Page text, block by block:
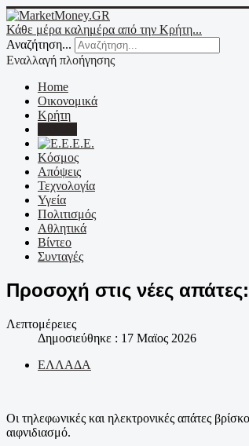
Κάθε μέρα καλημέρα από την Κρήτη...
Αναζήτηση...
Εναλλαγή πλοήγησης
Home
Οικονομικά
Κρήτη
Ε.Ε.
Κόσμος
Απόψεις
Τεχνολογία
Υγεία
Πολιτισμός
Αθλητικά
Βίντεο
Συνταγές
Προσοχή στις νέες
Λεπτομέρειες
Δημοσιεύθηκε : 17 Μαϊος 2026
ΕΛΛΑΔΑ
Οι τηλεφωνικές και ηλεκτρονικές απάτες
αιφνιδιασμό.